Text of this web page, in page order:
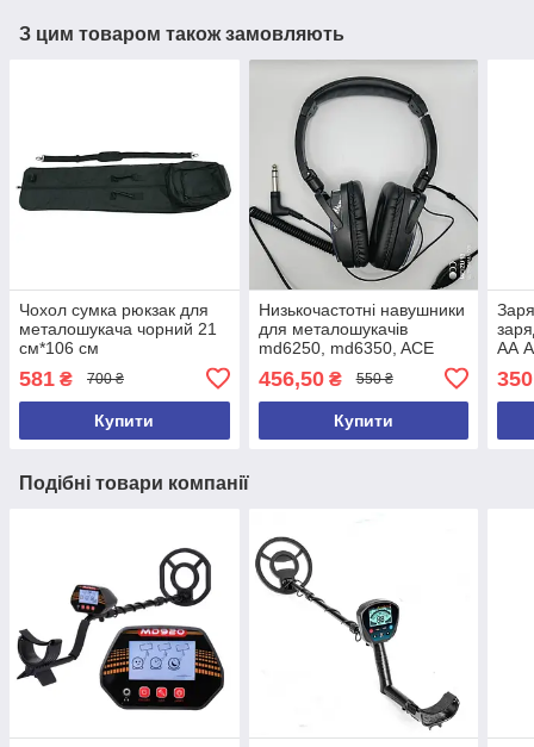
З цим товаром також замовляють
Чохол сумка рюкзак для
металошукача чорний 21
см*106 см
581 ₴ 700 ₴
Купити
Низькочастотні навушники
для металошукачів
md6250, md6350, ACE
ACE350, GARRET 2026 рік
456,50₴ 550 ₴
Купити
АА
Подібні товари компанії